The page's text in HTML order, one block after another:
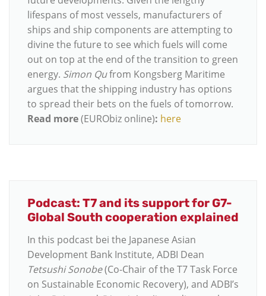
lifespans of most vessels, manufacturers of
ships and ship components are attempting to
divine the future to see which fuels will come
out on top at the end of the transition to green
energy. Simon Qufrom Kongsberg Maritime
argues that the shipping industry has options
to spread their bets on the fuels of tomorrow.
Read more(EURObiz online): here
Podcast: T7 and its support for G7-
Global South cooperation explained
In this podcast bei the Japanese Asian
Development Bank Institute, ADBI Dean
Tetsushi Sonobe(Co-Chair of the T7 Task Force
on Sustainable Economic Recovery), and ADBI’s